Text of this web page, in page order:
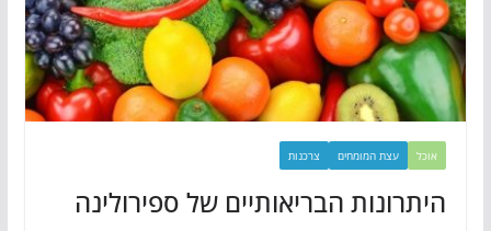
אוכל עצת המומחים צרכנות
היתרונות הבריאותיים של ספירולינה